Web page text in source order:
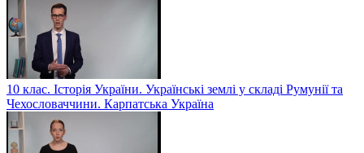
10 клас. Історія України. Українські землі у складі Румунії та
Чехословаччини. Карпатська Україна